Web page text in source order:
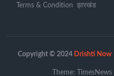
Terms & Condition
झारखंड
Copyright © 2024 Drishti Now|
Theme: TimesNews